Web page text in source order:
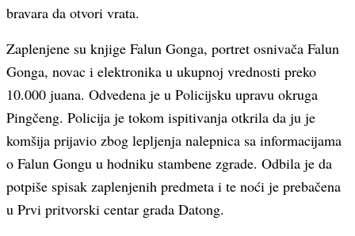
bravara da otvori vrata.
Zaplenjene su knjige Falun Gonga, portret osnivača Falun
Gonga, novac i elektronika u ukupnoj vrednosti preko
10.000 juana. Odvedena je u Policijsku upravu okruga
Pingčeng. Policija je tokom ispitivanja otkrila da ju je
komšija prijavio zbog lepljenja nalepnica sa informacijama
o Falun Gongu u hodniku stambene zgrade. Odbila je da
potpiše spisak zaplenjenih predmeta i te noći je prebačena
u Prvi pritvorski centar grada Datong.